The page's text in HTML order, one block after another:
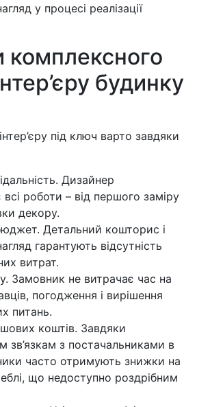
у процесі реалізації
комплексного
будинку
під ключ варто завдяки
Дизайнер
роботи – від першого заміру
декору.
Детальний кошторис і
гарантують відсутність
витрат.
Замовник не витрачає час на
погодження і вирішення
питань.
коштів. Завдяки
зв’язкам з постачальниками в
часто отримують знижки на
що недоступно роздрібним